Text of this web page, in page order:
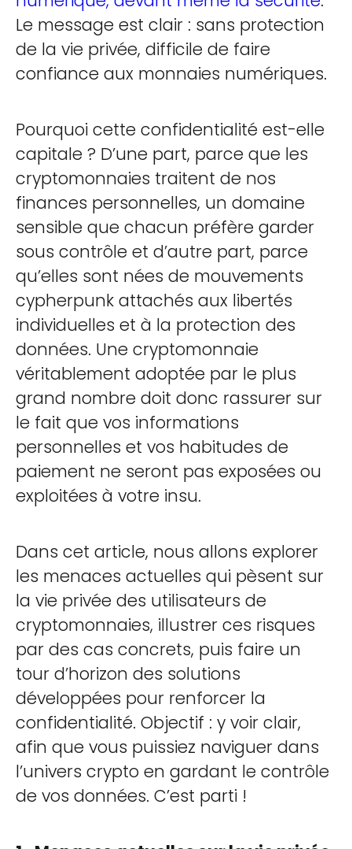
Le message est clair : sans protection
de la vie privée, difficile de faire
confiance aux monnaies numériques.
Pourquoi cette confidentialité est-elle
capitale ? D’une part, parce que les
cryptomonnaies traitent de nos
finances personnelles, un domaine
sensible que chacun préfère garder
sous contrôle et d’autre part, parce
qu’elles sont nées de mouvements
cypherpunk attachés aux libertés
individuelles et à la protection des
données. Une cryptomonnaie
véritablement adoptée par le plus
grand nombre doit donc rassurer sur
le fait que vos informations
personnelles et vos habitudes de
paiement ne seront pas exposées ou
exploitées à votre insu.
Dans cet article, nous allons explorer
les menaces actuelles qui pèsent sur
la vie privée des utilisateurs de
cryptomonnaies, illustrer ces risques
par des cas concrets, puis faire un
tour d’horizon des solutions
développées pour renforcer la
confidentialité. Objectif : y voir clair,
afin que vous puissiez naviguer dans
l’univers crypto en gardant le contrôle
de vos données. C’est parti !